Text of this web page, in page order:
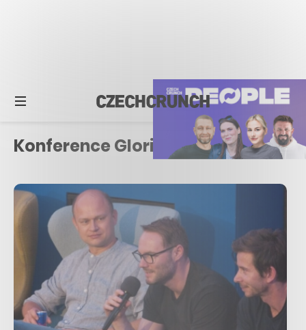
Konference Glorious